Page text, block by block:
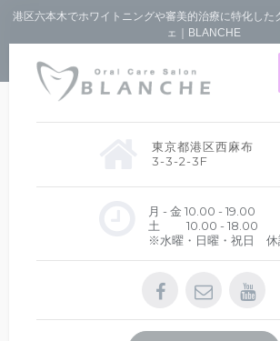
港区六本木でホワイトニングや審美的治療に特化した
ェ｜BLANCHE
東京都港区西麻布
3-3-2-3F
月 - 金 10.00 - 19.00
土 10.00 - 18.00
※水曜・日曜・祝日 休